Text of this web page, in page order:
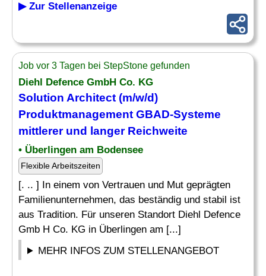
▶ Zur Stellenanzeige
Job vor 3 Tagen bei StepStone gefunden
Diehl Defence GmbH Co. KG
Solution Architect (m/w/d)
Produktmanagement GBAD-Systeme
mittlerer und langer Reichweite
• Überlingen am Bodensee
Flexible Arbeitszeiten
[. .. ] In einem von Vertrauen und Mut geprägten
Familienunternehmen, das beständig und stabil ist
aus Tradition. Für unseren Standort Diehl Defence
Gmb H Co. KG in Überlingen am [...]
MEHR INFOS ZUM STELLENANGEBOT